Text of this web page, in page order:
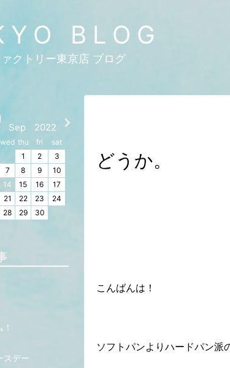
BLOG
クトリー東京店 ブログ
どうか。
こんばんは！
ソフトパンよりハードパン派
Sep 2022
wed thu fri
sat
1
2
3
7 8 9
10
14 15 16
17
21 22 23
24
28 29 30
スデー